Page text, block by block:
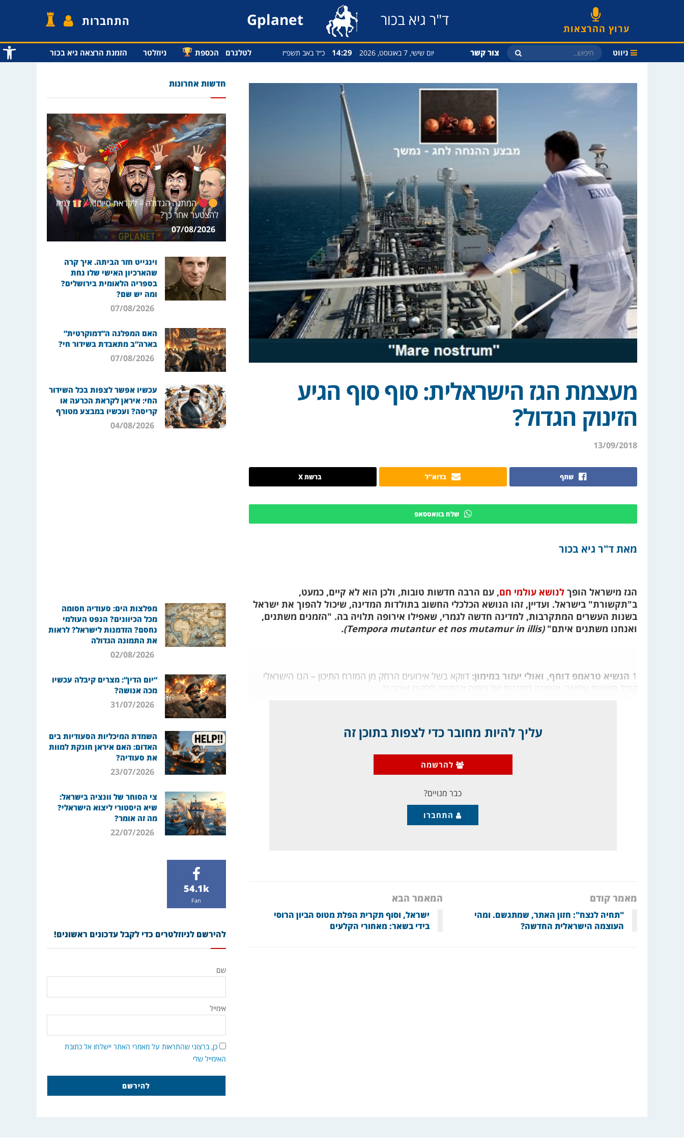
פתח
ערוץ ההרצאות ד"ר גיא בכור Gplanet התחברות
ניווט צור קשר יום שישי, 7 באוגוסט, 2026 14:29 כ״ד באב תשפ״ו לטלגרם הכספת ניוזלטר הזמנת הרצאה גיא בכור
מעצמת הגז הישראלית: סוף סוף הגיע
הזינוק הגדול?
13/09/2018
שתף בדוא"ל ברשת X
שלח בוואטסאפ
מאת ד"ר גיא בכור
הגז מישראל הופך לנושא עולמי חם, עם הרבה חדשות טובות, ולכן הוא לא קיים, כמעט,
ב"תקשורת" בישראל. ועדיין, זהו הנושא הכלכלי החשוב בתולדות המדינה, שיכול להפוך את ישראל
בשנות העשרים המתקרבות, למדינה חדשה לגמרי, שאפילו אירופה תלויה בה. "הזמנים משתנים,
ואנחנו משתנים איתם"(Tempora mutantur et nos mutamur in illis).
1 הנשיא טראמפ דוחף, ואולי יעזור במימון: דווקא בשל אירועים הרחק מן המזרח התיכון – הגז הישראלי
קיבל חשיבות עליונה, והכוונה לתוכנית של רוסיה וגרמניה להקים צינור גז
עליך להיות מחובר כדי לצפות בתוכן זה
להרשמה
כבר מנויים?
התחברו
מאמר קודם
"תחיה לנצח": חזון האתר, שמתגשם. ומהי
העוצמה הישראלית החדשה?
המאמר הבא
ישראל, וסוף תקרית הפלת מטוס הביון הרוסי
בידי בשאר: מאחורי הקלעים
חדשות אחרונות
המתנה הגדולה – לקראת סיום!
למה
להצטער אחר כך?
07/08/2026
וינגייט חזר הביתה. איך קרה
שהארכיון האישי שלו נחת
בספריה הלאומית בירושלים?
ומה יש שם?
07/08/2026
האם המפלגה ה”דמוקרטית”
בארה”ב מתאבדת בשידור חי?
07/08/2026
עכשיו אפשר לצפות בכל השידור
החי: איראן לקראת הכרעה או
קריסה? ועכשיו במבצע מטורף
04/08/2026
מפלצות הים: סעודיה חסומה
מכל הכיוונים? הנפט העולמי
נחסם? הזדמנות לישראל? לראות
את התמונה הגדולה
02/08/2026
“יום הדין”: מצרים קיבלה עכשיו
מכה אנושה?
31/07/2026
השמדת המיכליות הסעודיות בים
האדום: האם איראן חונקת למוות
את סעודיה?
23/07/2026
צי הסוחר של וונציה בישראל:
שיא היסטורי ליצוא הישראלי?
מה זה אומר?
22/07/2026
54.1k
Fan
להירשם לניוזלטרים כדי לקבל עדכונים ראשונים!
שם
אימייל
כן, ברצוני שהתראות על מאמרי האתר יישלחו אל כתובת
האימייל שלי